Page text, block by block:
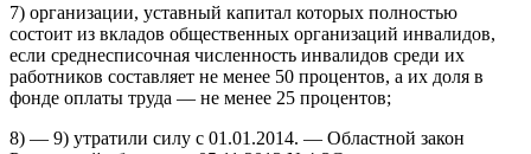
7) организации, уставный капитал которых полностью
состоит из вкладов общественных организаций инвалидов,
если среднесписочная численность инвалидов среди их
работников составляет не менее 50 процентов, а их доля в
фонде оплаты труда — не менее 25 процентов;
8) — 9) утратили силу с 01.01.2014. — Областной закон